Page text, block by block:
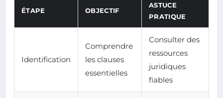
ÉTAPE OBJECTIF
ASTUCE
PRATIQUE
Identification
Comprendre
les clauses
essentielles
Consulter des
ressources
juridiques
fiables